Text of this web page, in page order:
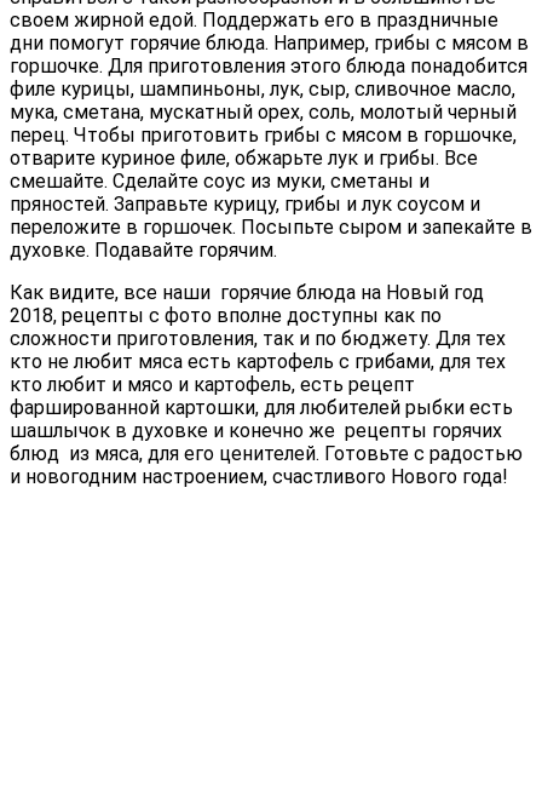
своем жирной едой. Поддержать его в праздничные
дни помогут горячие блюда. Например, грибы с мясом в
горшочке. Для приготовления этого блюда понадобится
филе курицы, шампиньоны, лук, сыр, сливочное масло,
мука, сметана, мускатный орех, соль, молотый черный
перец. Чтобы приготовить грибы с мясом в горшочке,
отварите куриное филе, обжарьте лук и грибы. Все
смешайте. Сделайте соус из муки, сметаны и
пряностей. Заправьте курицу, грибы и лук соусом и
переложите в горшочек. Посыпьте сыром и запекайте в
духовке. Подавайте горячим.
Как видите, все наши горячие блюда на Новый год
2018, рецепты с фото вполне доступны как по
сложности приготовления, так и по бюджету. Для тех
кто не любит мяса есть картофель с грибами, для тех
кто любит и мясо и картофель, есть рецепт
фаршированной картошки, для любителей рыбки есть
шашлычок в духовке и конечно же рецепты горячих
блюд из мяса, для его ценителей. Готовьте с радостью
и новогодним настроением, счастливого Нового года!